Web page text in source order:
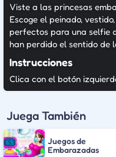
Viste a las princesas
Escoge el peinado,
perfectos para una selfie
han perdido el sentido de
Instrucciones
Clica con el botón
Juega También
Juegos de
Embarazadas